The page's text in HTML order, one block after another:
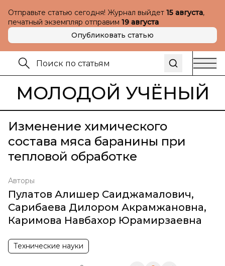
Отправьте статью сегодня! Журнал выйдет 15 августа,
печатный экземпляр отправим 19 августа
Опубликовать статью
МОЛОДОЙ УЧЁНЫЙ
Изменение химического
состава мяса баранины при
тепловой обработке
Авторы
Пулатов Алишер Саиджамалович,
Сарибаева Дилором Акрамжановна,
Каримова Навбахор Юрамирзаевна
Технические науки